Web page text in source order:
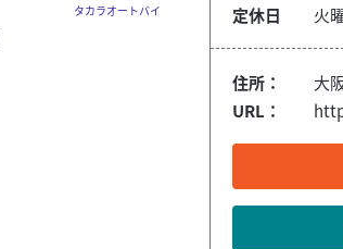
タカラオートバイ
定休日
火
住所：
大
URL：